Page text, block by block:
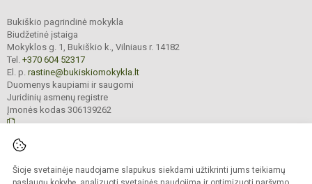
Šioje svetainėje naudojame slapukus siekdami užtikrinti jums teikiamų
Bukiškio pagrindinė mokykla
Biudžetinė įstaiga
Mokyklos g. 1, Bukiškio k., Vilniaus r. 14182
Tel. +370 604 52317
El. p. rastine@bukiskiomokykla.lt
Duomenys kaupiami ir saugomi
Juridinių asmenų registre
Įmonės kodas 306139262
Kopijuoti turinį be raštiško Bukiškio pagrindinės mokyklos administracijos
sutikimo griežtai draudžiama.